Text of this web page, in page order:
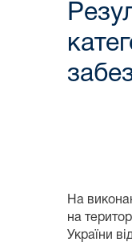
На
на
України